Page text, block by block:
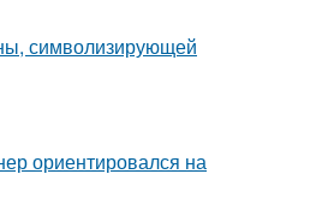
символизирующей
ориентировался на